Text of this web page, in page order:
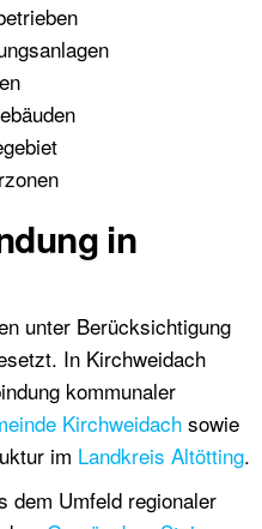
in
unter Berücksichtigung
In Kirchweidach
kommunaler
Kirchweidach sowie
im Landkreis Altötting.
dem Umfeld regionaler